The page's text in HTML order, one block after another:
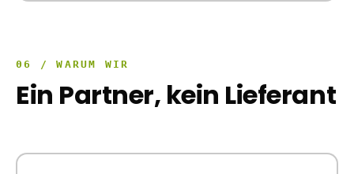
06 / WARUM WIR
Ein Partner, kein Lieferant